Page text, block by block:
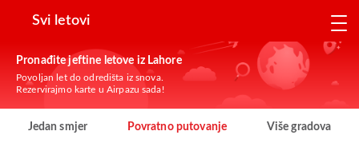
Svi letovi
Pronađite jeftine letove iz Lahore
Povoljan let do odredišta iz snova.
Rezervirajmo karte u Airpazu sada!
Jedan smjer Povratno putovanje Više gradova